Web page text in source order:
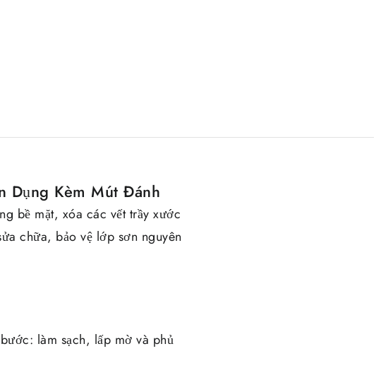
Dụng Kèm Mút Đánh
bề mặt, xóa các vết trầy xước
chữa, bảo vệ lớp sơn nguyên
làm sạch, lấp mờ và phủ